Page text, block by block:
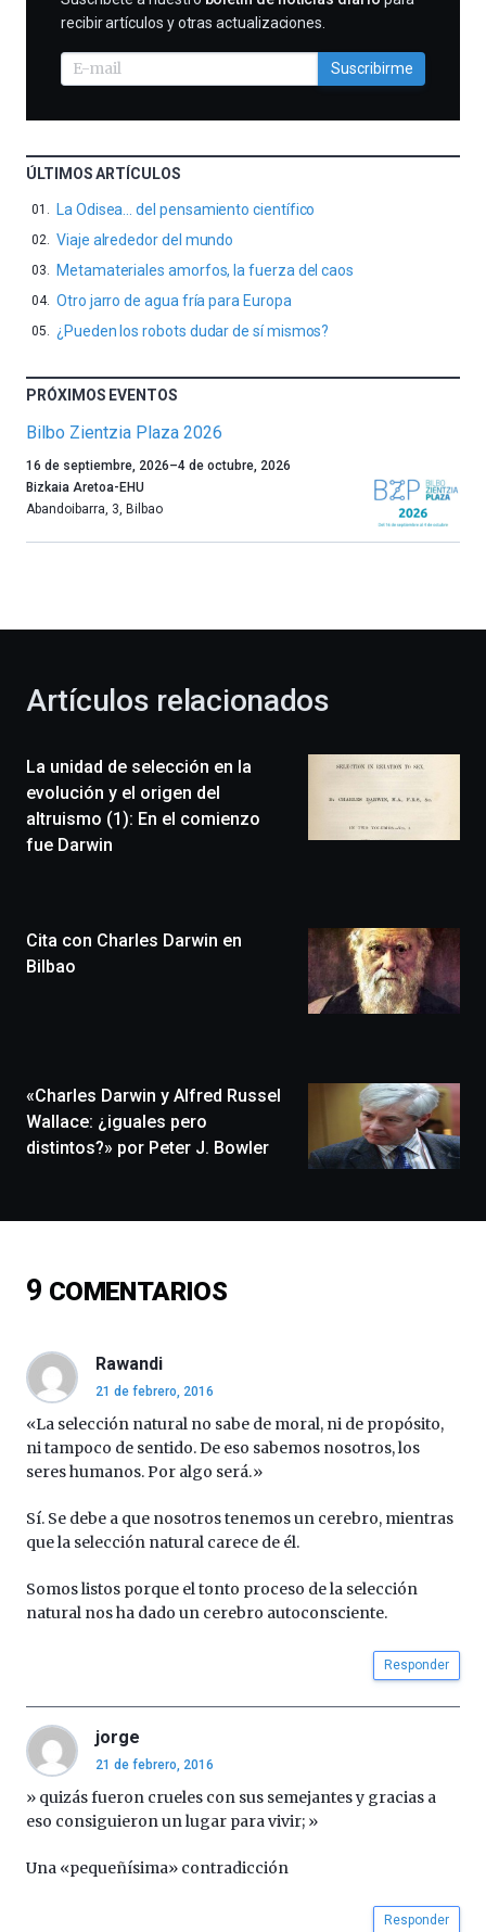
recibir artículos y otras actualizaciones.
Suscribirme
ÚLTIMOS ARTÍCULOS
La Odisea… del pensamiento científico
Viaje alrededor del mundo
Metamateriales amorfos, la fuerza del caos
Otro jarro de agua fría para Europa
¿Pueden los robots dudar de sí mismos?
PRÓXIMOS EVENTOS
Bilbo Zientzia Plaza 2026
Un
año
más,
celebración
novena
edición
de
Zientzia
festival
que
exposiciones,
conferencias,
docufórums
ciencia
de
de
octubre.
La
iniciativa,
organizada
Cátedra…
16 de septiembre, 2026–4 de octubre, 2026
Bizkaia Aretoa-EHU
Abandoibarra, 3, Bilbao
Artículos relacionados
La unidad de selección en la
evolución y el origen del
altruismo (1): En el comienzo
fue Darwin
Cita con Charles Darwin en
Bilbao
«Charles Darwin y Alfred Russel
Wallace: ¿iguales pero
distintos?» por Peter J. Bowler
9 COMENTARIOS
Rawandi
21 de febrero, 2016
«La selección natural no sabe de moral, ni de propósito,
ni tampoco de sentido. De eso sabemos nosotros, los
seres humanos. Por algo será.»
Sí. Se debe a que nosotros tenemos un cerebro, mientras
que la selección natural carece de él.
Somos listos porque el tonto proceso de la selección
natural nos ha dado un cerebro autoconsciente.
Responder
jorge
21 de febrero, 2016
» quizás fueron crueles con sus semejantes y gracias a
eso consiguieron un lugar para vivir; »
Una «pequeñísima» contradicción
Responder